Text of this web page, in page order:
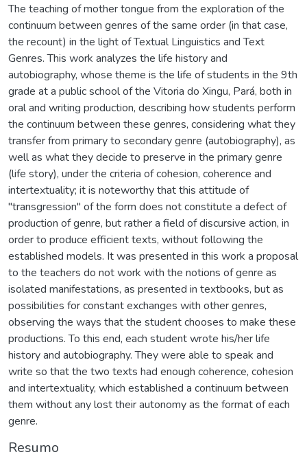
The teaching of mother tongue from the exploration of the
continuum between genres of the same order (in that case,
the recount) in the light of Textual Linguistics and Text
Genres. This work analyzes the life history and
autobiography, whose theme is the life of students in the 9th
grade at a public school of the Vitoria do Xingu, Pará, both in
oral and writing production, describing how students perform
the continuum between these genres, considering what they
transfer from primary to secondary genre (autobiography), as
well as what they decide to preserve in the primary genre
(life story), under the criteria of cohesion, coherence and
intertextuality; it is noteworthy that this attitude of
"transgression" of the form does not constitute a defect of
production of genre, but rather a field of discursive action, in
order to produce efficient texts, without following the
established models. It was presented in this work a proposal
to the teachers do not work with the notions of genre as
isolated manifestations, as presented in textbooks, but as
possibilities for constant exchanges with other genres,
observing the ways that the student chooses to make these
productions. To this end, each student wrote his/her life
history and autobiography. They were able to speak and
write so that the two texts had enough coherence, cohesion
and intertextuality, which established a continuum between
them without any lost their autonomy as the format of each
genre.
Resumo